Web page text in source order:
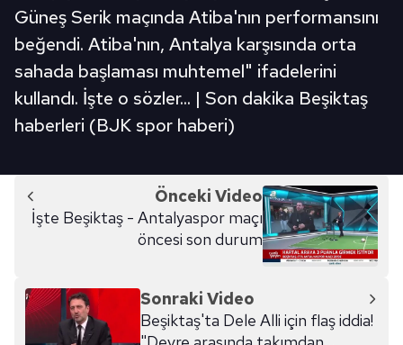
Güneş Serik maçında Atiba'nın performansını
beğendi. Atiba'nın, Antalya karşısında orta
sahada başlaması muhtemel" ifadelerini
kullandı. İşte o sözler... | Son dakika Beşiktaş
haberleri (BJK spor haberi)
Önceki Video
İşte Beşiktaş - Antalyaspor maçı
öncesi son durum
Sonraki Video
Beşiktaş'ta Dele Alli için flaş iddia!